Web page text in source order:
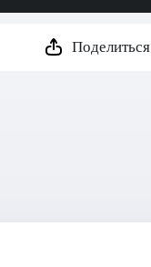
Поделиться